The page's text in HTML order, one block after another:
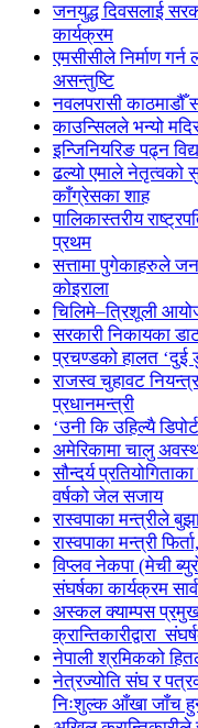
जनयुद्ध दिवसलाई
कार्यक्रम
एमसीसीले निर्माण
असन्तुष्टि
नवलपरासी काठमाडौँ
काउन्सिलले भन्यो
इन्जिनियरिङ पढ्न
ढल्यो एमाले नेतृत्वको
काँग्रेसका शाह
पालिकास्तरीय
प्रथम
सत्तामा पुगेकाहरुले
कोइराला
चिलिमे–त्रिशूली
सरकारी निकायका
प्रचण्डको हालत ‘दुई
राजस्व चुहावट
प्रधानमन्त्री
‘उनी कि उहिल्यै
अमेरिकामा चालु
सौन्दर्य
वर्षको जेल सजाय
रास्वपाका मन्त्रीले
रास्वपाका मन्त्री
विप्लव नेकपा (मेची
संघर्षका कार्यक्रम
अस्कल क्याम्पस
क्रान्तिकारीद्वारा
नेपाली श्रमिकको
नेत्रज्योति संघ र
निःशुल्क आँखा जाँच